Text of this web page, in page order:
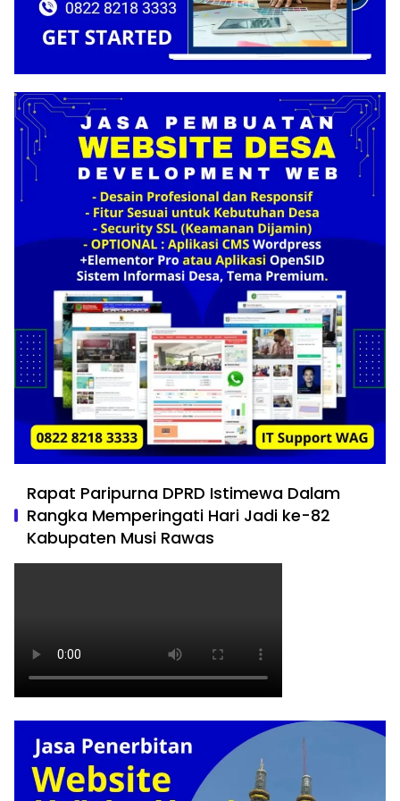
Rapat Paripurna DPRD Istimewa Dalam
Rangka Memperingati Hari Jadi ke-82
Kabupaten Musi Rawas